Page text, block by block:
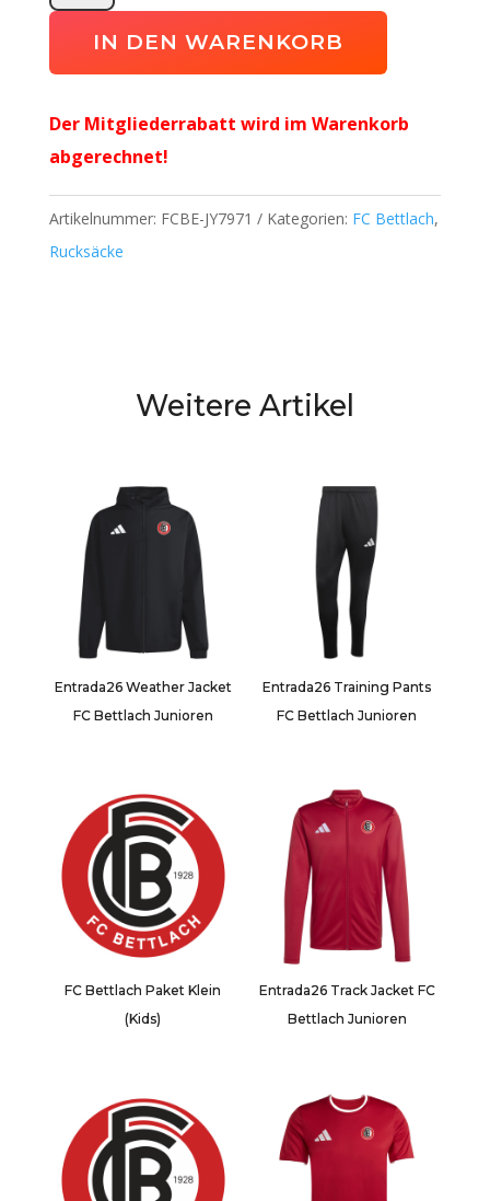
Menge
IN DEN WARENKORB
Der Mitgliederrabatt wird im Warenkorb
abgerechnet!
Artikelnummer: FCBE-JY7971 Kategorien: FC Bettlach,
Rucksäcke
Weitere Artikel
Entrada26 Weather Jacket
FC Bettlach Junioren
Entrada26 Training Pants
FC Bettlach Junioren
FC Bettlach Paket Klein
(Kids)
Entrada26 Track Jacket FC
Bettlach Junioren